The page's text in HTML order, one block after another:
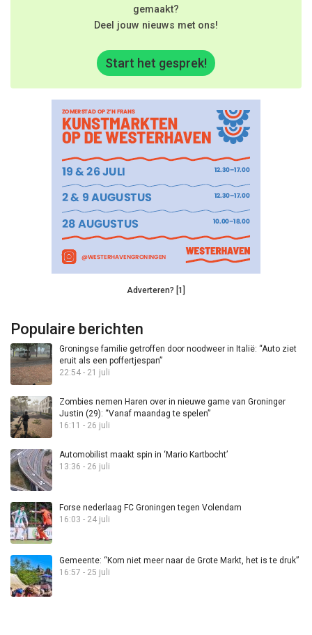
gemaakt?
Deel jouw nieuws met ons!
Start het gesprek!
Adverteren? [1]
Populaire berichten
Groningse familie getroffen door noodweer in Italië: “Auto ziet
eruit als een poffertjespan”
22:54 - 21 juli
Zombies nemen Haren over in nieuwe game van Groninger
Justin (29): “Vanaf maandag te spelen”
16:11 - 26 juli
Automobilist maakt spin in ‘Mario Kartbocht’
13:36 - 26 juli
Forse nederlaag FC Groningen tegen Volendam
16:03 - 24 juli
Gemeente: “Kom niet meer naar de Grote Markt, het is te druk”
16:57 - 25 juli